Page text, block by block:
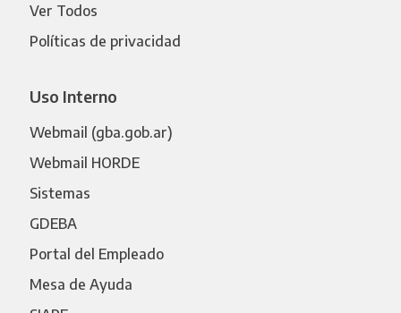
Ver Todos
Políticas de privacidad
Uso Interno
Webmail (gba.gob.ar)
Webmail HORDE
Sistemas
GDEBA
Portal del Empleado
Mesa de Ayuda